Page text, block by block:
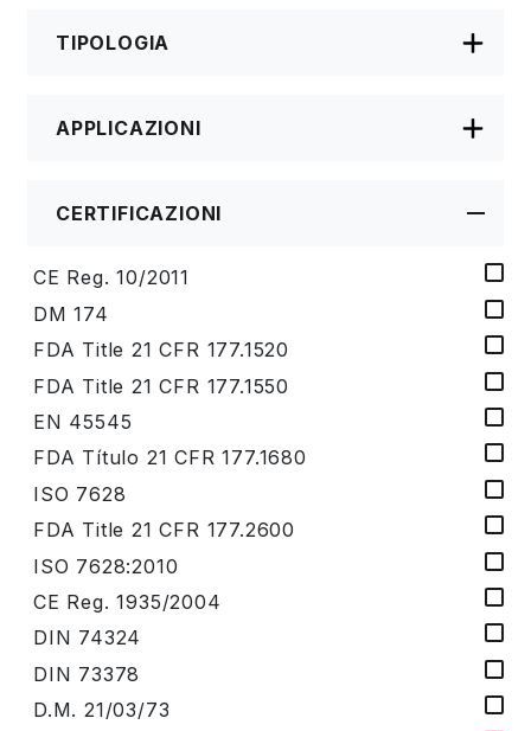
TIPOLOGIA
APPLICAZIONI
CERTIFICAZIONI
CE Reg. 10/2011
DM 174
FDA Title 21 CFR 177.1520
FDA Title 21 CFR 177.1550
EN 45545
FDA Título 21 CFR 177.1680
ISO 7628
FDA Title 21 CFR 177.2600
ISO 7628:2010
CE Reg. 1935/2004
DIN 74324
DIN 73378
D.M. 21/03/73